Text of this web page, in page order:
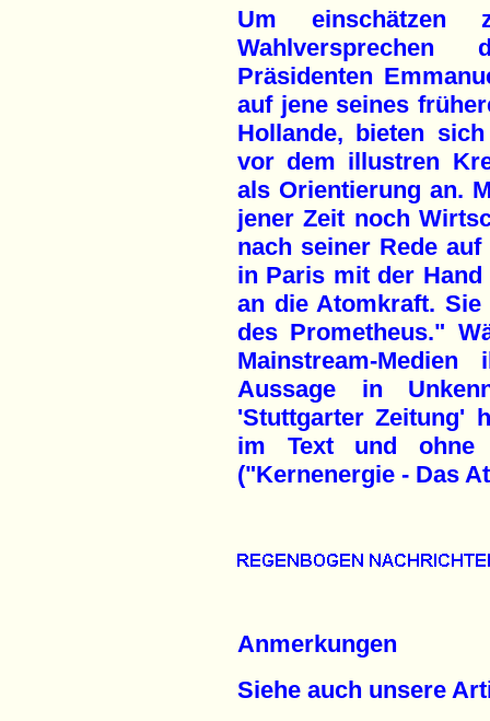
Um
Präsidenten
auf jene seines
Hollande, bieten
vor dem illustren
als Orientierung an.
jener Zeit noch
nach seiner Rede
in Paris mit der
an die Atomkraft.
des Prometheus."
Mainstream-
Aussage in
'Stuttgarter Zeitung'
im Text und ohne
("Kernenergie - Das
Anmerkungen
Siehe auch unsere